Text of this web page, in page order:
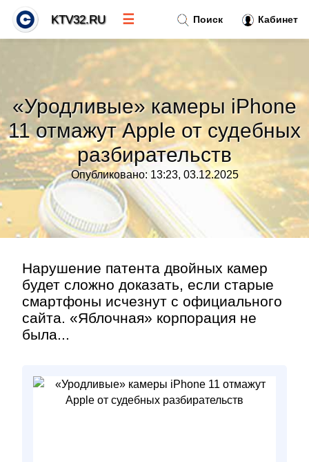
«Уродливые» камеры iPhone
11 отмажут Apple от судебных
разбирательств
Опубликовано: 13:23, 03.12.2025
Нарушение патента двойных камер
будет сложно доказать, если старые
смартфоны исчезнут с официального
сайта. «Яблочная» корпорация не
была...
Поиск Кабинет
KTV32.RU ☰
Тренды новостей»
Рубрики»
Правила
Контакт»